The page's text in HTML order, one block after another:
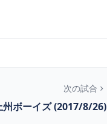
次の試合
州ボーイズ (2017/8/26)